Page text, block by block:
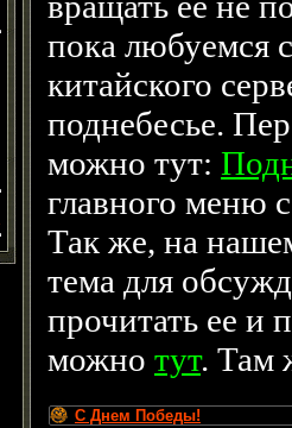
пока любуемся
китайского
поднебесье.
можно тут:
главного меню
Так же, на
тема для
прочитать ее и
можно тут. Там
С Днем Победы!